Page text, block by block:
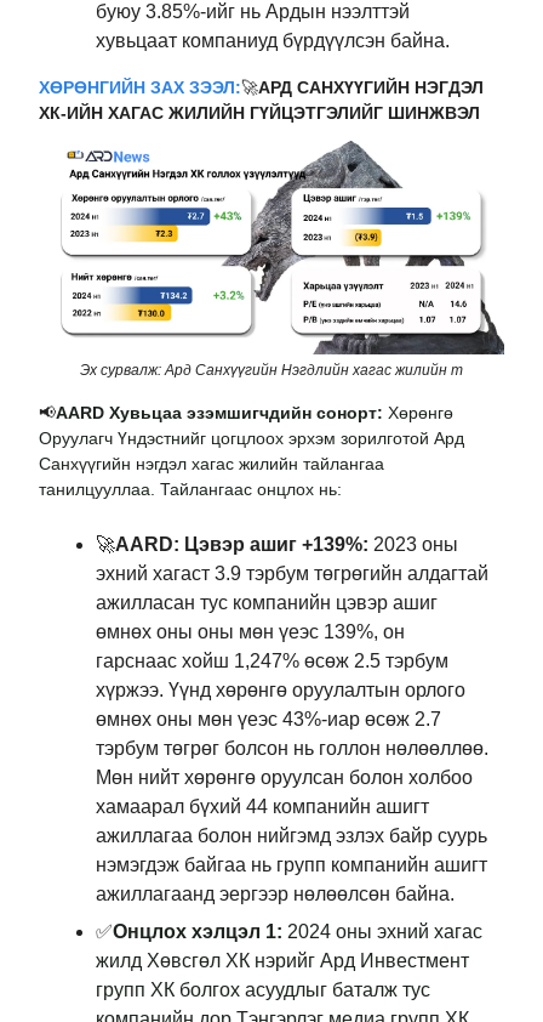
буюу 3.85%-ийг нь Ардын нээлттэй
хувьцаат компаниуд бүрдүүлсэн байна.
ХӨРӨНГИЙН ЗАХ ЗЭЭЛ:🚀АРД САНХҮҮГИЙН НЭГДЭЛ
ХК-ИЙН ХАГАС ЖИЛИЙН ГҮЙЦЭТГЭЛИЙГ ШИНЖВЭЛ
Эх сурвалж: Ард Санхүүгийн Нэгдлийн хагас жилийн т
📢AARD Хувьцаа эзэмшигчдийн сонорт: Хөрөнгө
Оруулагч Үндэстнийг цогцлоох эрхэм зорилготой Ард
Санхүүгийн нэгдэл хагас жилийн тайлангаа
танилцууллаа. Тайлангаас онцлох нь:
🚀AARD: Цэвэр ашиг +139%: 2023 оны
эхний хагаст 3.9 тэрбум төгрөгийн алдагтай
ажилласан тус компанийн цэвэр ашиг
өмнөх оны оны мөн үеэс 139%, он
гарснаас хойш 1,247% өсөж 2.5 тэрбум
хүржээ. Үүнд хөрөнгө оруулалтын орлого
өмнөх оны мөн үеэс 43%-иар өсөж 2.7
тэрбум төгрөг болсон нь голлон нөлөөллөө.
Мөн нийт хөрөнгө оруулсан болон холбоо
хамаарал бүхий 44 компанийн ашигт
ажиллагаа болон нийгэмд эзлэх байр суурь
нэмэгдэж байгаа нь групп компанийн ашигт
ажиллагаанд эергээр нөлөөлсөн байна.
✅Онцлох хэлцэл 1: 2024 оны эхний хагас
жилд Хөвсгөл ХК нэрийг Ард Инвестмент
групп ХК болгох асуудлыг баталж тус